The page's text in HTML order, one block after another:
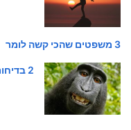
3 משפטים שהכי קשה לומר
2 בדיחות על אנשים שאכלו אותה !